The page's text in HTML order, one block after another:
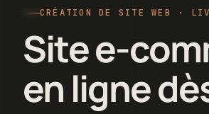
CRÉATION DE SITE WEB ·
Site e-
en ligne